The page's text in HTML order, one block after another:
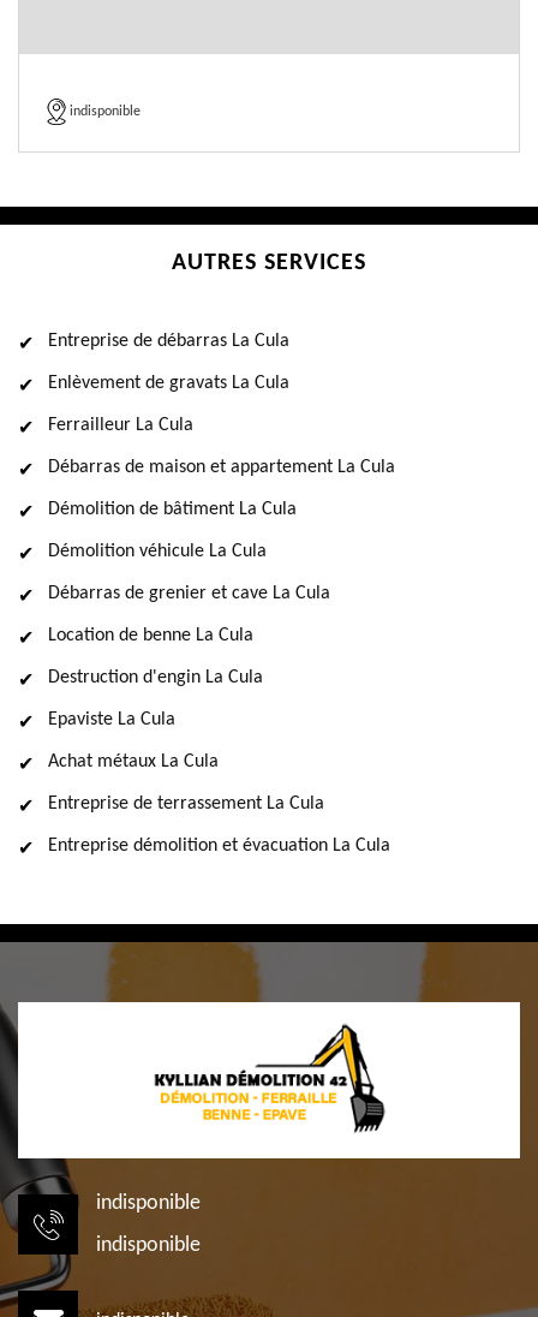
indisponible
AUTRES SERVICES
Entreprise de débarras La Cula
Enlèvement de gravats La Cula
Ferrailleur La Cula
Débarras de maison et appartement La Cula
Démolition de bâtiment La Cula
Démolition véhicule La Cula
Débarras de grenier et cave La Cula
Location de benne La Cula
Destruction d'engin La Cula
Epaviste La Cula
Achat métaux La Cula
Entreprise de terrassement La Cula
Entreprise démolition et évacuation La Cula
indisponible
indisponible